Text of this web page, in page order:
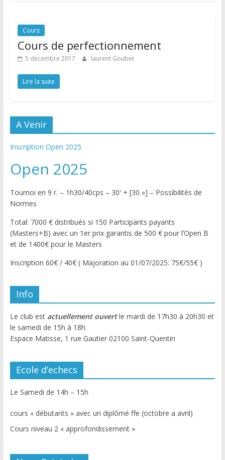
Cours
Cours de perfectionnement
5 décembre 2017 laurent Goubet
Lire la suite
A Venir
Inscription Open 2025
Open 2025
Tournoi en 9 r. – 1h30/40cps – 30′ + [30 »] – Possibilités de
Normes
Total: 7000 € distribués si 150 Participants payants
(Masters+B) avec un 1er prix garantis de 500 € pour l’Open B
et de 1400€ pour le Masters
Inscription 60€ / 40€ ( Majoration au 01/07/2025: 75€/55€ )
Info
Le club estactuellement ouvertle mardi de 17h30 à 20h30 et
le samedi de 15h à 18h.
Espace Matisse, 1 rue Gautier 02100 Saint-Quentin
Ecole d’echecs
Le Samedi de 14h – 15h
cours « débutants » avec un diplômé ffe (octobre a avril)
Cours niveau 2 « approfondissement »